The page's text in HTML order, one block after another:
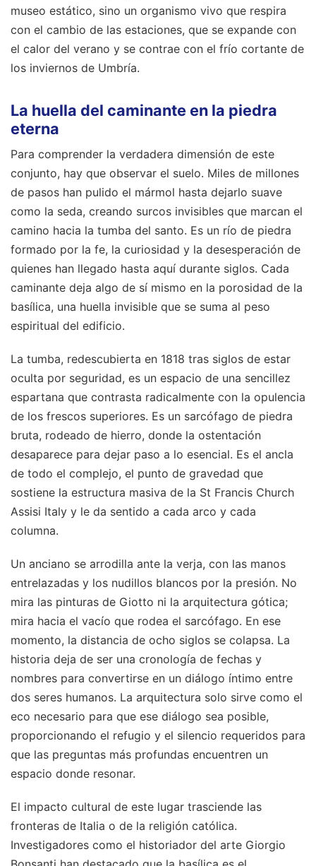
museo estático, sino un organismo vivo que respira
con el cambio de las estaciones, que se expande con
el calor del verano y se contrae con el frío cortante de
los inviernos de Umbría.
La huella del caminante en la piedra
eterna
Para comprender la verdadera dimensión de este
conjunto, hay que observar el suelo. Miles de millones
de pasos han pulido el mármol hasta dejarlo suave
como la seda, creando surcos invisibles que marcan el
camino hacia la tumba del santo. Es un río de piedra
formado por la fe, la curiosidad y la desesperación de
quienes han llegado hasta aquí durante siglos. Cada
caminante deja algo de sí mismo en la porosidad de la
basílica, una huella invisible que se suma al peso
espiritual del edificio.
La tumba, redescubierta en 1818 tras siglos de estar
oculta por seguridad, es un espacio de una sencillez
espartana que contrasta radicalmente con la opulencia
de los frescos superiores. Es un sarcófago de piedra
bruta, rodeado de hierro, donde la ostentación
desaparece para dejar paso a lo esencial. Es el ancla
de todo el complejo, el punto de gravedad que
sostiene la estructura masiva de la St Francis Church
Assisi Italy y le da sentido a cada arco y cada
columna.
Un anciano se arrodilla ante la verja, con las manos
entrelazadas y los nudillos blancos por la presión. No
mira las pinturas de Giotto ni la arquitectura gótica;
mira hacia el vacío que rodea el sarcófago. En ese
momento, la distancia de ocho siglos se colapsa. La
historia deja de ser una cronología de fechas y
nombres para convertirse en un diálogo íntimo entre
dos seres humanos. La arquitectura solo sirve como el
eco necesario para que ese diálogo sea posible,
proporcionando el refugio y el silencio requeridos para
que las preguntas más profundas encuentren un
espacio donde resonar.
El impacto cultural de este lugar trasciende las
fronteras de Italia o de la religión católica.
Investigadores como el historiador del arte Giorgio